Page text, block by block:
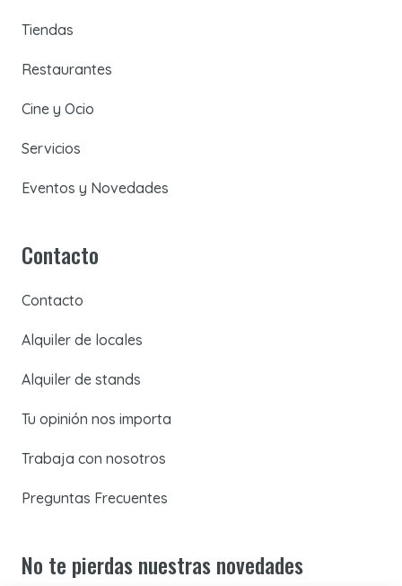
Tiendas
Restaurantes
Cine y Ocio
Servicios
Eventos y Novedades
Contacto
Contacto
Alquiler de locales
Alquiler de stands
Tu opinión nos importa
Trabaja con nosotros
Preguntas Frecuentes
No te pierdas nuestras novedades